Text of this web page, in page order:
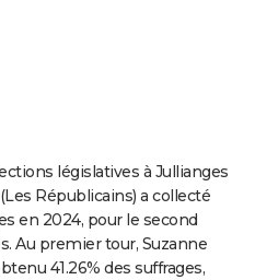
législatives à Jullianges
Républicains) a collecté
en 2024, pour le second
Au premier tour, Suzanne
41.26% des suffrages,